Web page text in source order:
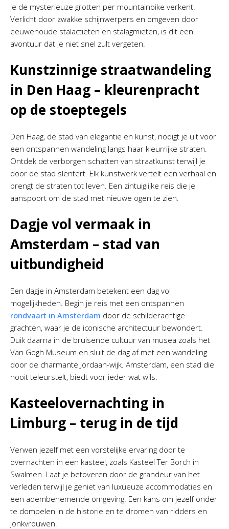
je de mysterieuze grotten per mountainbike verkent.
Verlicht door zwakke schijnwerpers en omgeven door
eeuwenoude stalactieten en stalagmieten, is dit een
avontuur dat je niet snel zult vergeten.
Kunstzinnige straatwandeling
in Den Haag – kleurenpracht
op de stoeptegels
Den Haag, de stad van elegantie en kunst, nodigt je uit voor
een ontspannen wandeling langs haar kleurrijke straten.
Ontdek de verborgen schatten van straatkunst terwijl je
door de stad slentert. Elk kunstwerk vertelt een verhaal en
brengt de straten tot leven. Een zintuiglijke reis die je
aanspoort om de stad met nieuwe ogen te zien.
Dagje vol vermaak in
Amsterdam – stad van
uitbundigheid
Een dagje in Amsterdam betekent een dag vol
mogelijkheden. Begin je reis met een ontspannen
rondvaart in Amsterdam door de schilderachtige
grachten, waar je de iconische architectuur bewondert.
Duik daarna in de bruisende cultuur van musea zoals het
Van Gogh Museum en sluit de dag af met een wandeling
door de charmante Jordaan-wijk. Amsterdam, een stad die
nooit teleurstelt, biedt voor ieder wat wils.
Kasteelovernachting in
Limburg – terug in de tijd
Verwen jezelf met een vorstelijke ervaring door te
overnachten in een kasteel, zoals Kasteel Ter Borch in
Swalmen. Laat je betoveren door de grandeur van het
verleden terwijl je geniet van luxueuze accommodaties en
een adembenemende omgeving. Een kans om jezelf onder
te dompelen in de historie en te dromen van ridders en
jonkvrouwen.